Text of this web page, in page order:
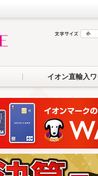
イオン直輸入